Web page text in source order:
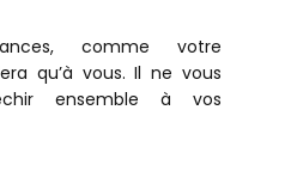
comme votre
qu’à vous. Il ne vous
ensemble à vos